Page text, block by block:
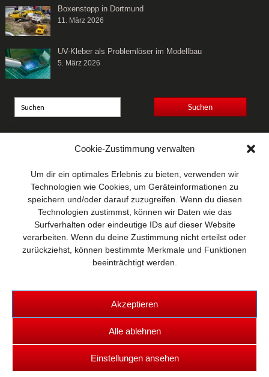
Cookie-Zustimmung verwalten
Um dir ein optimales Erlebnis zu bieten, verwenden wir
Technologien wie Cookies, um Geräteinformationen zu
speichern und/oder darauf zuzugreifen. Wenn du diesen
Technologien zustimmst, können wir Daten wie das
Surfverhalten oder eindeutige IDs auf dieser Website
verarbeiten. Wenn du deine Zustimmung nicht erteilst oder
zurückziehst, können bestimmte Merkmale und Funktionen
beeinträchtigt werden.
Akzeptieren
Alle ablehnen
Einstellungen ansehen
Boxenstopp in Dortmund
11. März 2026
UV-Kleber als Problemlöser im Modellbau
5. März 2026
Mediengesellschaft bR
Mundsburger Damm 6
22087 Hamburg
Kontakt
Telefon: 0 40 / 42 91 77-0
E-Mail:post@wm-medien.de
Web:www.wm-medien.de
Copyright © 2026 TRUCKS & Details